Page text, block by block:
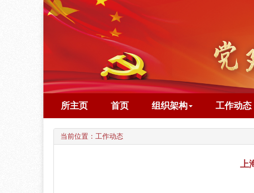
所主页 首页 组织架构 工作动态
当前位置： 工作动态
上